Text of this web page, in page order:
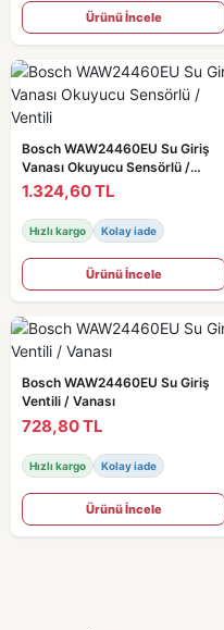
Ürünü İncele
Bosch WAW24460EU Su Giriş
Vanası Okuyucu Sensörlü /
Ventili
1.324,60 TL
Hızlı kargo Kolay iade
Ürünü İncele
Bosch WAW24460EU Su Giriş
Ventili / Vanası
728,80 TL
Hızlı kargo Kolay iade
Ürünü İncele